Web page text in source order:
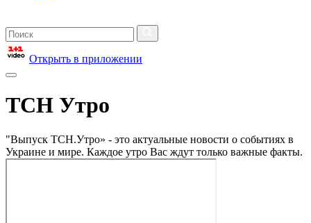
Открыть в приложении
ТСН Утро
"Выпуск ТСН.Утро» - это актуальные новости о событиях в
Украине и мире. Каждое утро Вас ждут только важные факты.